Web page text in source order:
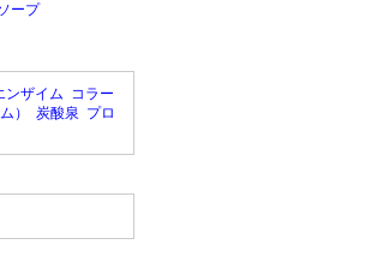
ープ
ンザイム コラー
） 炭酸泉 プロ